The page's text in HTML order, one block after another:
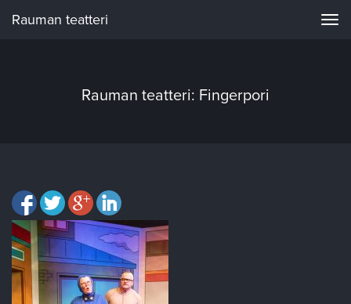
Rauman teatteri
Rauman teatteri: Fingerpori